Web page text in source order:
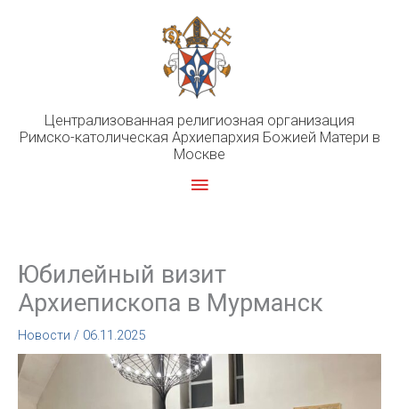
Централизованная религиозная организация
Римско-католическая Архиепархия Божией Матери в
Москве
Главное
Юбилейный визит
Архиепископа в Мурманск
Новости / 06.11.2025